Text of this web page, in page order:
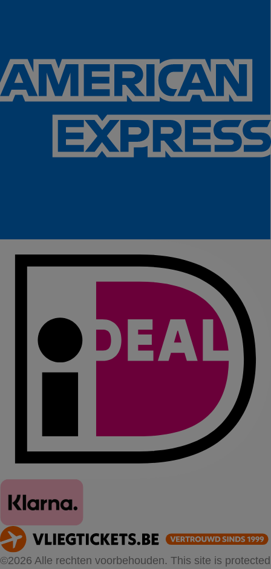
©2026 Alle rechten voorbehouden. This site is protected